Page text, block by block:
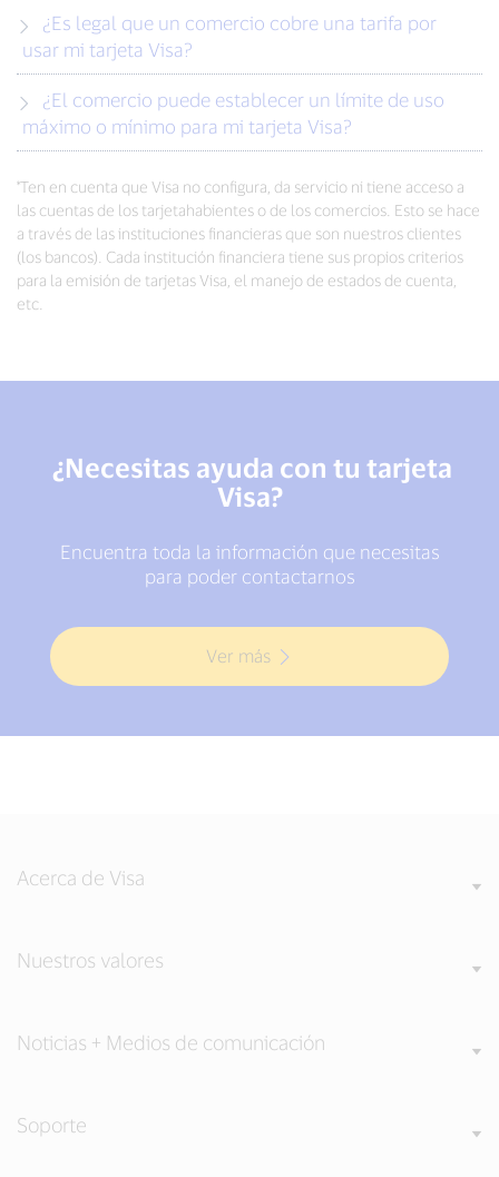
usar mi tarjeta Visa?
máximo o mínimo para mi tarjeta Visa?
*Ten en cuenta que Visa no configura, da servicio ni tiene acceso a
las cuentas de los tarjetahabientes o de los comercios. Esto se hace
a través de las instituciones financieras que son nuestros clientes
(los bancos). Cada institución financiera tiene sus propios criterios
para la emisión de tarjetas Visa, el manejo de estados de cuenta,
etc.
¿Necesitas ayuda con tu tarjeta
Visa?
Encuentra toda la información que necesitas
para poder contactarnos
Ver más
Acerca de Visa
Nuestros valores
Noticias + Medios de comunicación
Soporte